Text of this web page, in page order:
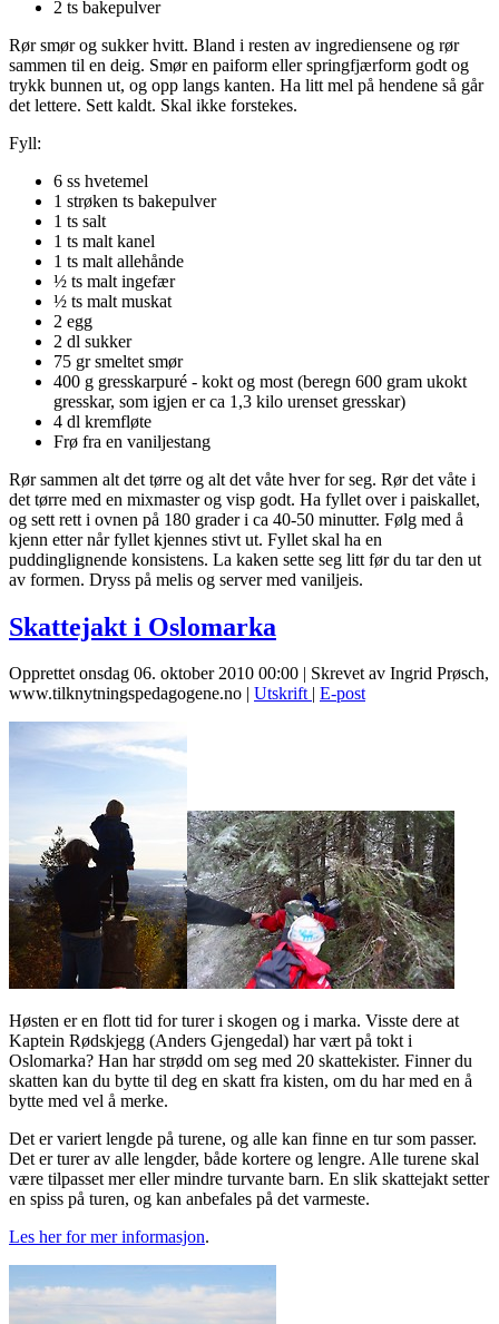
2 ts bakepulver
Rør smør og sukker hvitt. Bland i resten av ingrediensene og rør
sammen til en deig. Smør en paiform eller springfjærform godt og
trykk bunnen ut, og opp langs kanten. Ha litt mel på hendene så går
det lettere. Sett kaldt. Skal ikke forstekes.
Fyll:
6 ss hvetemel
1 strøken ts bakepulver
1 ts salt
1 ts malt kanel
1 ts malt allehånde
½ ts malt ingefær
½ ts malt muskat
2 egg
2 dl sukker
75 gr smeltet smør
400 g gresskarpuré - kokt og most (beregn 600 gram ukokt
gresskar, som igjen er ca 1,3 kilo urenset gresskar)
4 dl kremfløte
Frø fra en vaniljestang
Rør sammen alt det tørre og alt det våte hver for seg. Rør det våte i
det tørre med en mixmaster og visp godt. Ha fyllet over i paiskallet,
og sett rett i ovnen på 180 grader i ca 40-50 minutter. Følg med å
kjenn etter når fyllet kjennes stivt ut. Fyllet skal ha en
puddinglignende konsistens. La kaken sette seg litt før du tar den ut
av formen. Dryss på melis og server med vaniljeis.
Skattejakt i Oslomarka
Opprettet onsdag 06. oktober 2010 00:00 | Skrevet av Ingrid Prøsch,
www.tilknytningspedagogene.no | Utskrift | E-post
Høsten er en flott tid for turer i skogen og i marka. Visste dere at
Kaptein Rødskjegg (Anders Gjengedal) har vært på tokt i
Oslomarka? Han har strødd om seg med 20 skattekister. Finner du
skatten kan du bytte til deg en skatt fra kisten, om du har med en å
bytte med vel å merke.
Det er variert lengde på turene, og alle kan finne en tur som passer.
Det er turer av alle lengder, både kortere og lengre. Alle turene skal
være tilpasset mer eller mindre turvante barn. En slik skattejakt setter
en spiss på turen, og kan anbefales på det varmeste.
Les her for mer informasjon.